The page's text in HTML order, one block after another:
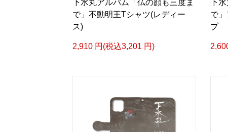
下水丸アルバム「仏の顔も三度ま
で」不動明王Tシャツ(レディー
ス)
2,910 円(税込3,201 円)
下水
で
プ